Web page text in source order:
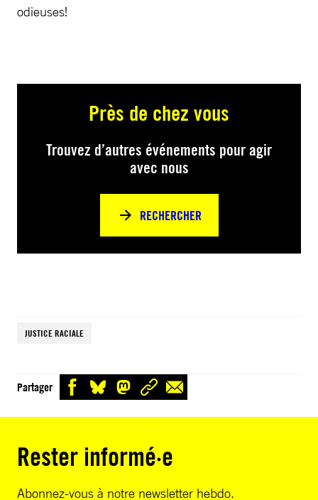
odieuses!
Près de chez vous
Trouvez d’autres événements pour agir
avec nous
RECHERCHER
JUSTICE RACIALE
Partager
Rester informé·e
Abonnez-vous à notre newsletter hebdo.